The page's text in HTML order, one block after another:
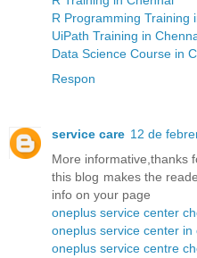
R Programming Training
UiPath Training in
Data Science Course in
Respon
service care 12 de
More informative,thanks
this blog makes the
info on your page
oneplus service center
oneplus service center in
oneplus service centre